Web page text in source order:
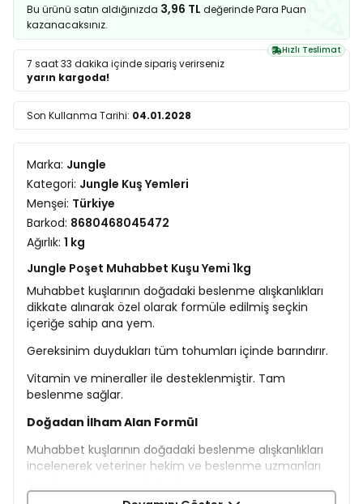
Bu ürünü satın aldığınızda 3,96 TL değerinde Para Puan
kazanacaksınız.
Hızlı Teslimat
7 saat 33 dakika içinde sipariş verirseniz
yarın kargoda!
Son Kullanma Tarihi: 04.01.2028
Marka: Jungle
Kategori: Jungle Kuş Yemleri
Menşei: Türkiye
Barkod: 8680468045472
Ağırlık: 1 kg
Jungle Poşet Muhabbet Kuşu Yemi 1kg
Muhabbet kuşlarının doğadaki beslenme alışkanlıkları
dikkate alınarak özel olarak formüle edilmiş seçkin
içeriğe sahip ana yem.
Gereksinim duydukları tüm tohumları içinde barındırır.
Vitamin ve mineraller ile desteklenmiştir. Tam
beslenme sağlar.
Doğadan İlham Alan Formül
Muhabbet kuşlarının doğadaki beslenme alışkanlıkları
incelenerek veteriner hekim ve beslenme uzmanları